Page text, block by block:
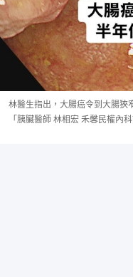
林醫生指出，大腸癌令到大腸
「胰臟醫師 林相宏 禾馨民權內科